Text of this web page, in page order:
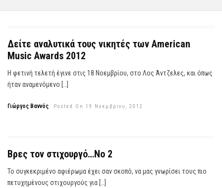
Δείτε αναλυτικά τους νικητές των American
Music Awards 2012
Η φετινή τελετή έγινε στις 18 Νοεμβρίου, στο Λος Άντζελες, και όπως
ήταν αναμενόμενο […]
Γιώργος Βαννός Posted On 19 Νοεμβρίου, 2012
Βρες τον στιχουργό…Νο 2
Το συγκεκριμένο αφιέρωμα έχει σαν σκοπό, να μας γνωρίσει τους πιο
πετυχημένους στιχουργούς για […]